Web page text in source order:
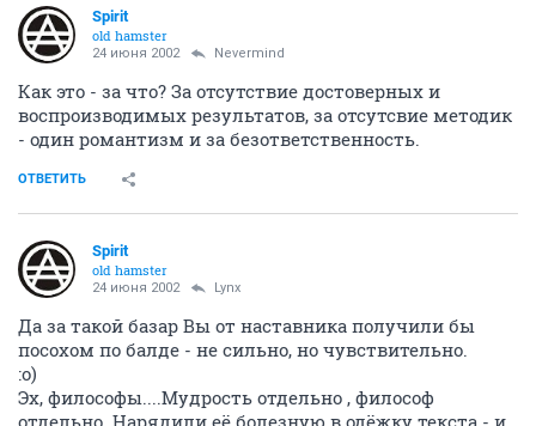
Spirit
old hamster
24 июня 2002 Nevermind
Как это - за что? За отсутствие достоверных и
воспроизводимых результатов, за отсутсвие методик
- один романтизм и за безответственность.
ОТВЕТИТЬ
Spirit
old hamster
24 июня 2002 Lynx
Да за такой базар Вы от наставника получили бы
посохом по балде - не сильно, но чувствительно.
:o)
Эх, философы....Мудрость отдельно , философ
отдельно. Нарядили её болезную в одёжку текста - и